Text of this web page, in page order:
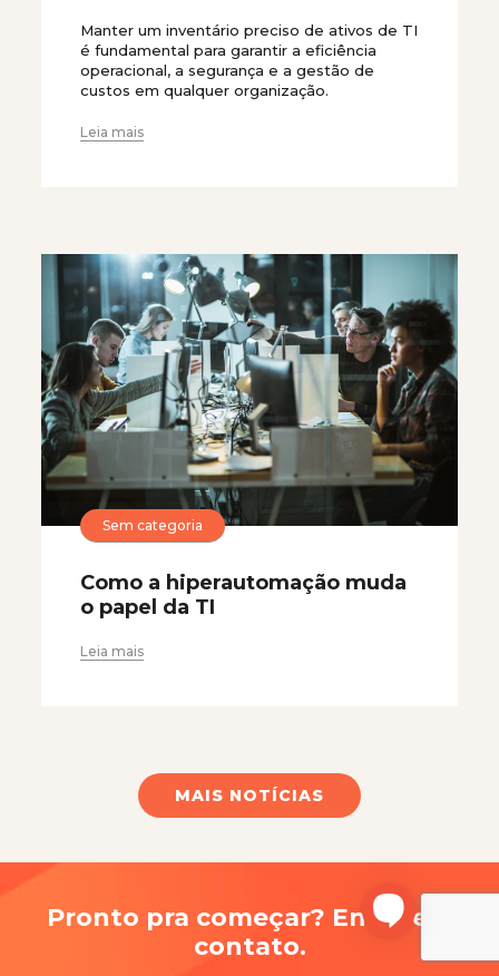
Manter um inventário preciso de ativos de TI
é fundamental para garantir a eficiência
operacional, a segurança e a gestão de
custos em qualquer organização.
Leia mais
Sem categoria
Como a hiperautomação muda
o papel da TI
Leia mais
MAIS NOTÍCIAS
Pronto pra começar? Entre em
contato.